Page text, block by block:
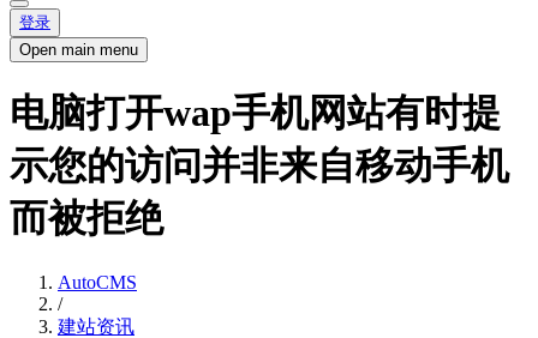
登录
Open main menu
电脑打开wap手机网站有时提
示您的访问并非来自移动手机
而被拒绝
AutoCMS
/
建站资讯